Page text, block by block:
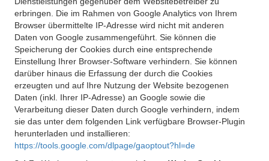
erbringen. Die im Rahmen von Google Analytics von Ihrem
Browser übermittelte IP-Adresse wird nicht mit anderen
Daten von Google zusammengeführt. Sie können die
Speicherung der Cookies durch eine entsprechende
Einstellung Ihrer Browser-Software verhindern. Sie können
darüber hinaus die Erfassung der durch die Cookies
erzeugten und auf Ihre Nutzung der Website bezogenen
Daten (inkl. Ihrer IP-Adresse) an Google sowie die
Verarbeitung dieser Daten durch Google verhindern, indem
sie das unter dem folgenden Link verfügbare Browser-Plugin
herunterladen und installieren:
https://tools.google.com/dlpage/gaoptout?hl=de